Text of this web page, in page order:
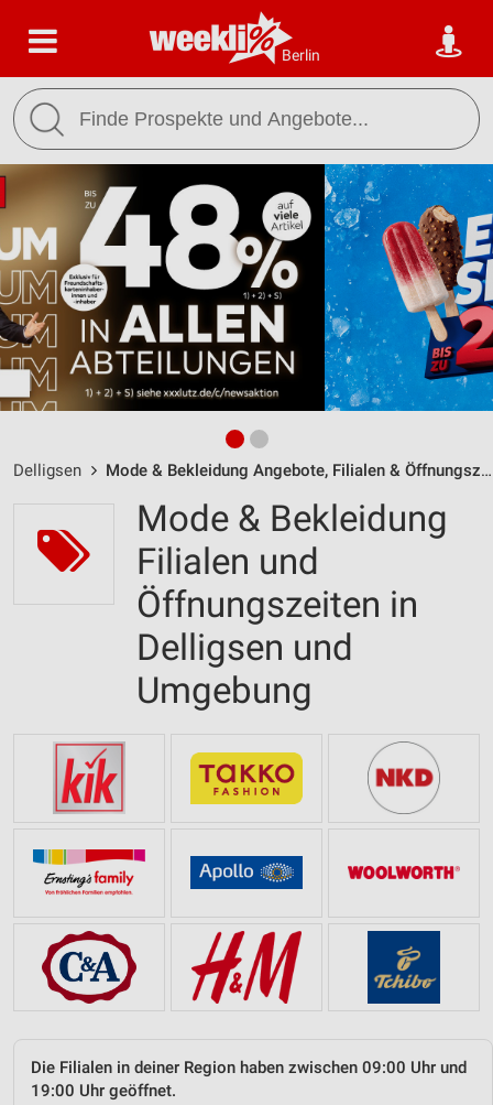
Berlin
Delligsen Mode & Bekleidung Angebote, Filialen & Öffnungszeiten
Mode & Bekleidung
Filialen und
Öffnungszeiten in
Delligsen und
Umgebung
Die Filialen in deiner Region haben zwischen 09:00 Uhr und
19:00 Uhr geöffnet.